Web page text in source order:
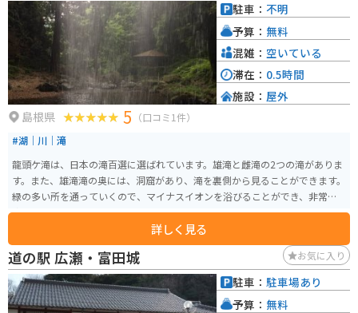
島根県 5 （口コミ1件）
#湖｜川｜滝
龍頭ケ滝は、日本の滝百選に選ばれています。雄滝と雌滝の2つの滝がありま
す。また、雄滝滝の奥には、洞窟があり、滝を裏側から見ることができます。
緑の多い所を通っていくので、マイナスイオンを浴びることができ、非常に
癒やされるスポットです。
詳しく見る
駐車： 不明
予算： 無料
混雑： 空いている
滞在： 0.5時間
施設： 屋外
道の駅 広瀬・富田城 お気に入り
駐車： 駐車場あり
予算： 無料